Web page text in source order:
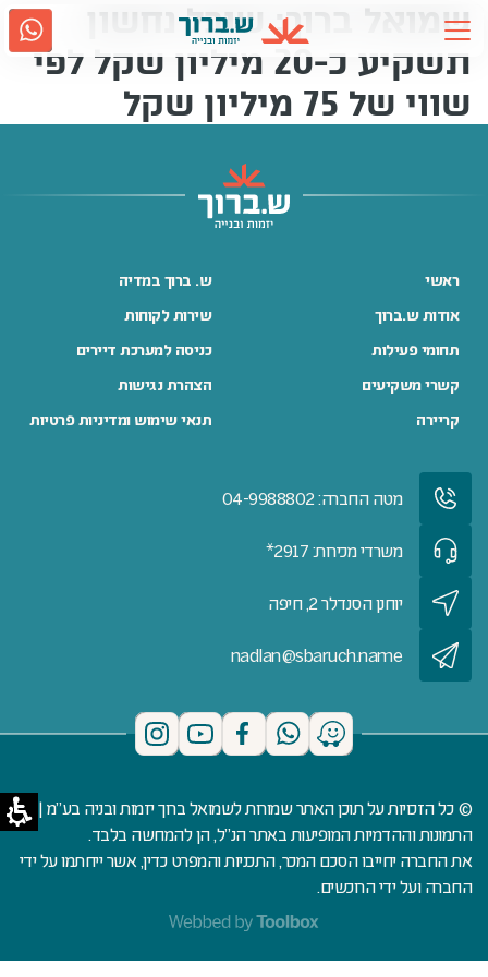
Skip
content
אודות ש.ברוך
מדיה
קריירה
שירות לקוחות
2917
שמואל ברוך: שובל נחשון
תשקיע כ-20 מיליון שקל לפי
שווי של 75 מיליון שקל
ראשי
אודות ש.ברוך
תחומי פעילות
קשרי משקיעים
קריירה
ש. ברוך במדיה
שירות לקוחות
כניסה למערכת דיירים
הצהרת נגישות
תנאי שימוש ומדיניות פרטיות
מטה החברה: 04-9988802
משרדי מכירות: 2917*
יוחנן הסנדלר 2, חיפה
nadlan@sbaruch.name
© כל הזכויות על תוכן האתר שמורות לשמואל ברוך יזמות ובניה בע"מ | כל
התמונות וההדמיות המופיעות באתר הנ"ל, הן להמחשה בלבד.
את החברה יחייבו הסכם המכר, התכניות והמפרט כדין, אשר ייחתמו על ידי
החברה ועל ידי הרוכשים.